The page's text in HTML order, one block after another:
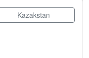
Kazakstan